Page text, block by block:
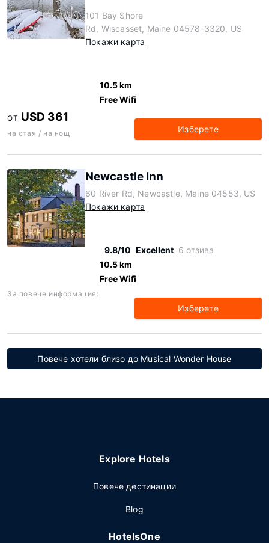
101 Bay Shore
Rd, Wiscasset, Maine 04578-3320, US
Покажи карта
10.5 km
Free Wifi
ОТ USD 361
на стая / на нощ Изберете
Newcastle Inn
60 River Rd, Newcastle, Maine 04553, US
Покажи карта
9.8/10 Excellent 6 отзива
10.5 km
Free Wifi
За повече информация:
Изберете
Повече хотели близо до Musical Wonder House
Explore Hotels
Повече дестинации
Blog
HotelsOne